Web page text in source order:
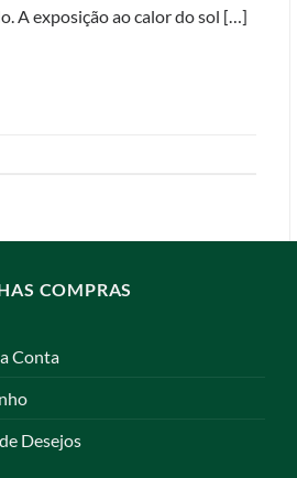
A exposição ao calor do sol […]
COMPRAS
Conta
Desejos